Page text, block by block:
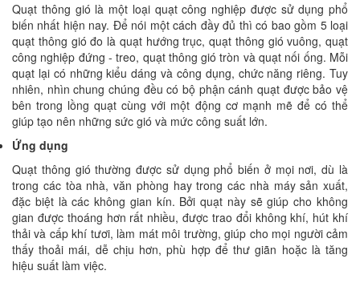
Quạt thông gió là một loại quạt công nghiệp được sử dụng phổ
biến nhất hiện nay. Để nói một cách đầy đủ thì có bao gồm 5 loại
quạt thông gió đo là quạt hướng trục, quạt thông gió vuông, quạt
công nghiệp đứng - treo, quạt thông gió tròn và quạt nối ống. Mỗi
quạt lại có những kiểu dáng và công dụng, chức năng riêng. Tuy
nhiên, nhìn chung chúng đều có bộ phận cánh quạt được bảo vệ
bên trong lồng quạt cùng với một động cơ mạnh mẽ để có thể
giúp tạo nên những sức gió và mức công suất lớn.
Ứng dụng
Quạt thông gió thường được sử dụng phổ biến ở mọi nơi, dù là
trong các tòa nhà, văn phòng hay trong các nhà máy sản xuất,
đặc biệt là các không gian kín. Bởi quạt này sẽ giúp cho không
gian được thoáng hơn rất nhiều, được trao đổi không khí, hút khí
thải và cấp khí tươi, làm mát môi trường, giúp cho mọi người cảm
thấy thoải mái, dễ chịu hơn, phù hợp để thư giãn hoặc là tăng
hiệu suất làm việc.